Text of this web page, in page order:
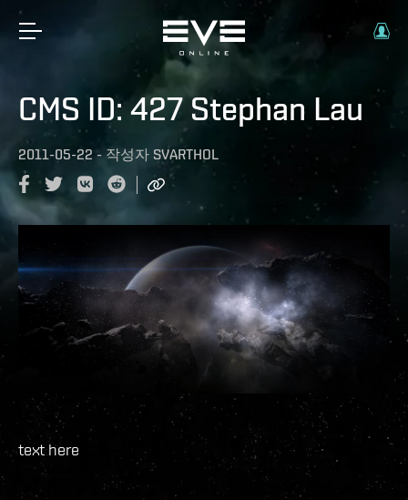
CMS ID: 427 Stephan Lau
2011-05-22 - 작성자 SVARTHOL
text here